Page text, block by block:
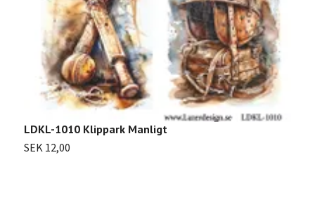
LDKL-1010 Klippark Manligt
SEK 12,00